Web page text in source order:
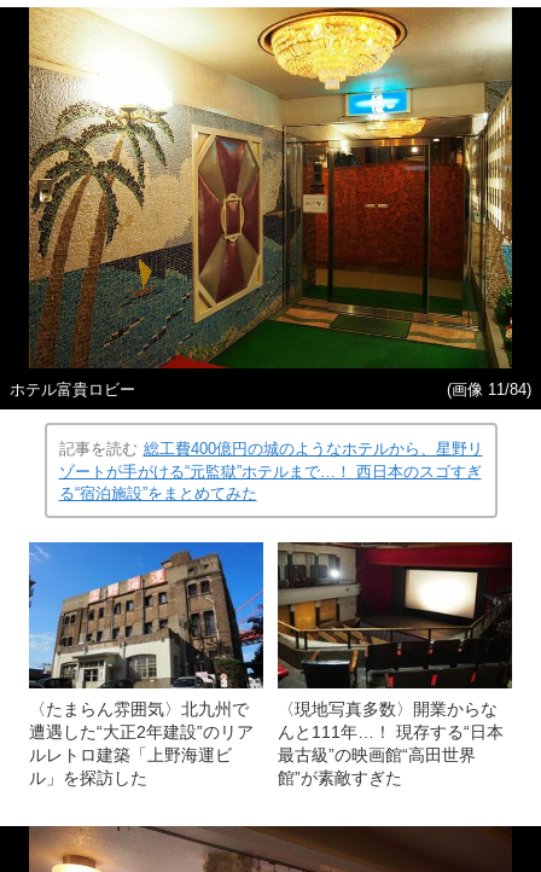
ホテル富貴ロビー (画像 11/84)
記事を読む 総工費400億円の城のようなホテルから、星野リ
ゾートが手がける“元監獄”ホテルまで…！ 西日本のスゴすぎ
る“宿泊施設”をまとめてみた
〈たまらん雰囲気〉北九州で
遭遇した“大正2年建設”のリア
ルレトロ建築「上野海運ビ
ル」を探訪した
〈現地写真多数〉開業からな
んと111年…！ 現存する“日本
最古級”の映画館“高田世界
館”が素敵すぎた